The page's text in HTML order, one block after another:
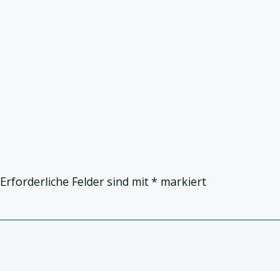
Erforderliche Felder sind mit* markiert